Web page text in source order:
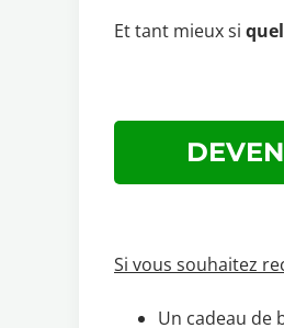
Et tant mieux si
Si vous souhaitez
Un cadeau de